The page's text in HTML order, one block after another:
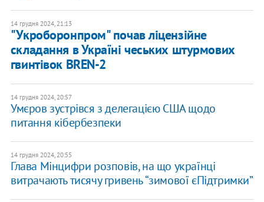
14 грудня 2024, 21:13
"Укроборонпром" почав ліцензійне
складання в Україні чеських штурмових
гвинтівок BREN-2
14 грудня 2024, 20:57
Умєров зустрівся з делегацією США щодо
питання кібербезпеки
14 грудня 2024, 20:55
Глава Мінцифри розповів, на що українці
витрачають тисячу гривень “зимової єПідтримки”